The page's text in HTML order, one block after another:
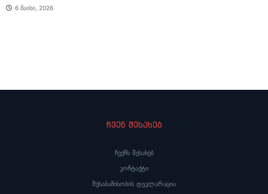
6 მაისი, 2026
ჩვენ შესახებ
ჩვენს შესახებ
კონტაქტი
შესაბამისობის დეკლარაცია